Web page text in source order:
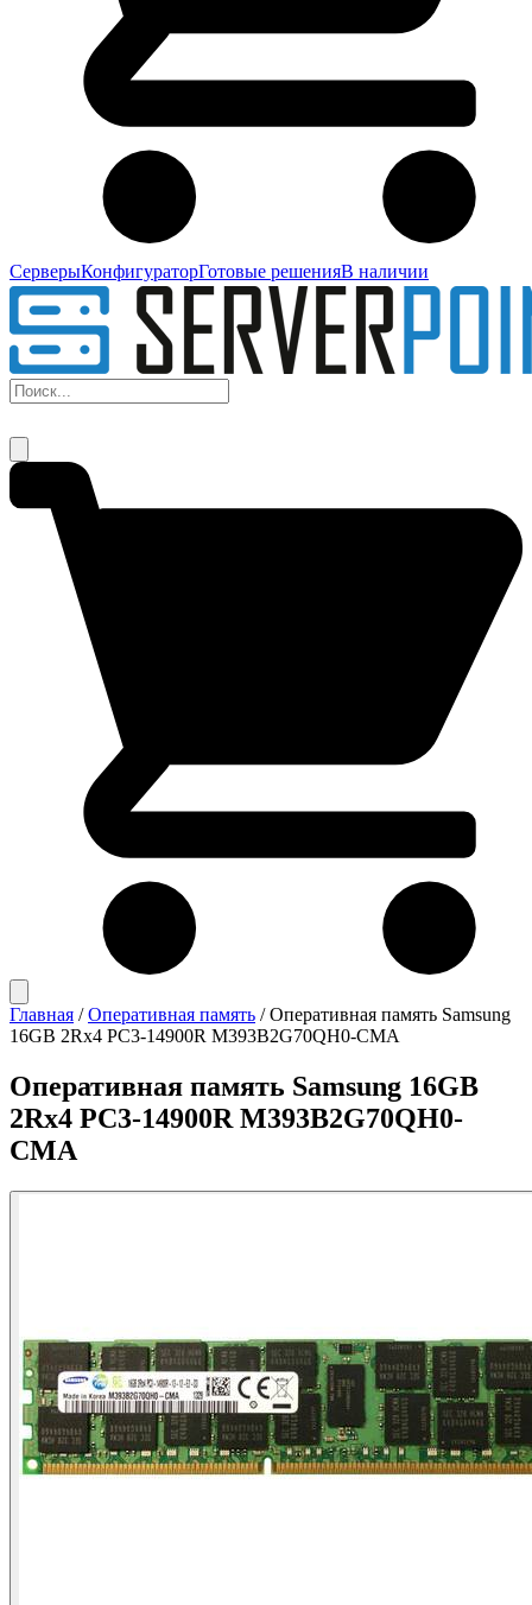
СерверыКонфигураторГотовые решенияВ наличии
Главная / Оперативная память / Оперативная память Samsung
16GB 2Rx4 PC3-14900R M393B2G70QH0-CMA
Оперативная память Samsung 16GB
2Rx4 PC3-14900R M393B2G70QH0-
CMA